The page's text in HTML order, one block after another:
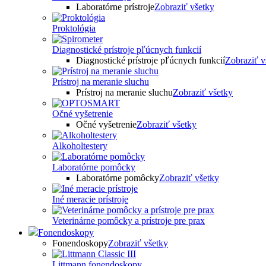
Laboratórne prístrojeZobraziť všetky
Proktológia
Diagnostické prístroje pľúcnych funkcií
Diagnostické prístroje pľúcnych funkciíZobraziť
Prístroj na meranie sluchu
Prístroj na meranie sluchuZobraziť všetky
Očné vyšetrenie
Očné vyšetrenieZobraziť všetky
Alkoholtestery
Laboratórne pomôcky
Laboratórne pomôckyZobraziť všetky
Iné meracie prístroje
Veterinárne pomôcky a prístroje pre prax
Fonendoskopy
FonendoskopyZobraziť všetky